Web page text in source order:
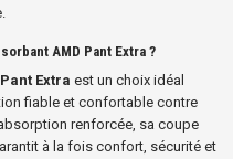
AMD Pant Extra ?
Extra est un choix idéal
fiable et confortable contre
renforcée, sa coupe
à la fois confort, sécurité et